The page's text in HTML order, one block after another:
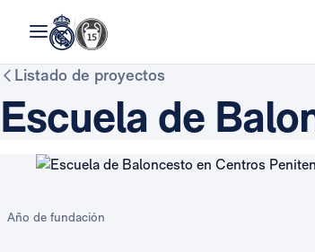
Listado de proyectos
Escuela de
Año de fundación